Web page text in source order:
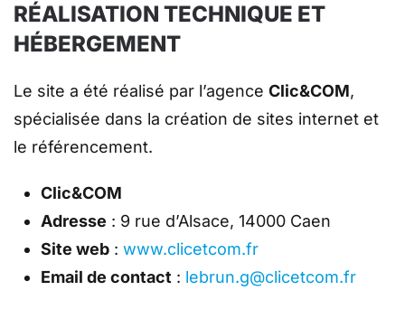
RÉALISATION TECHNIQUE ET
HÉBERGEMENT
Le site a été réalisé par l’agence Clic&COM,
spécialisée dans la création de sites internet et
le référencement.
Clic&COM
Adresse : 9 rue d’Alsace, 14000 Caen
Site web : www.clicetcom.fr
Email de contact : lebrun.g@clicetcom.fr